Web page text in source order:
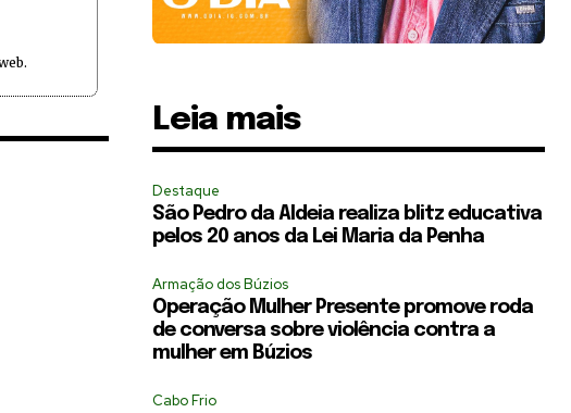
Leia mais
Destaque
São Pedro da Aldeia realiza blitz educativa
pelos 20 anos da Lei Maria da Penha
Armação dos Búzios
Operação Mulher Presente promove roda
de conversa sobre violência contra a
mulher em Búzios
Cabo Frio